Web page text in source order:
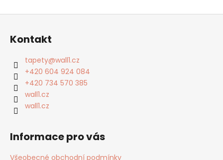
Z
Kontakt
tapety@wall1.cz
+420 604 924 084
+420 734 570 385
wall1.cz
wall1.cz
Informace pro vás
Všeobecné obchodní podmínky